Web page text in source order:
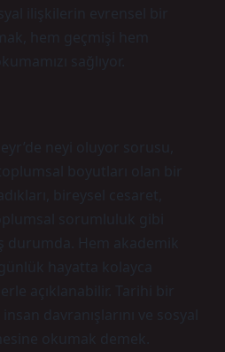
ilişkilerin evrensel bir
hem geçmişi hem
sağlıyor.
neyi oluyor sorusu,
boyutları olan bir
bireysel cesaret,
sorumluluk gibi
durumda. Hem akademik
günlük hayatta kolayca
açıklanabilir. Tarihi bir
davranışlarını ve sosyal
okumak demek.